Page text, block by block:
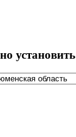
установить